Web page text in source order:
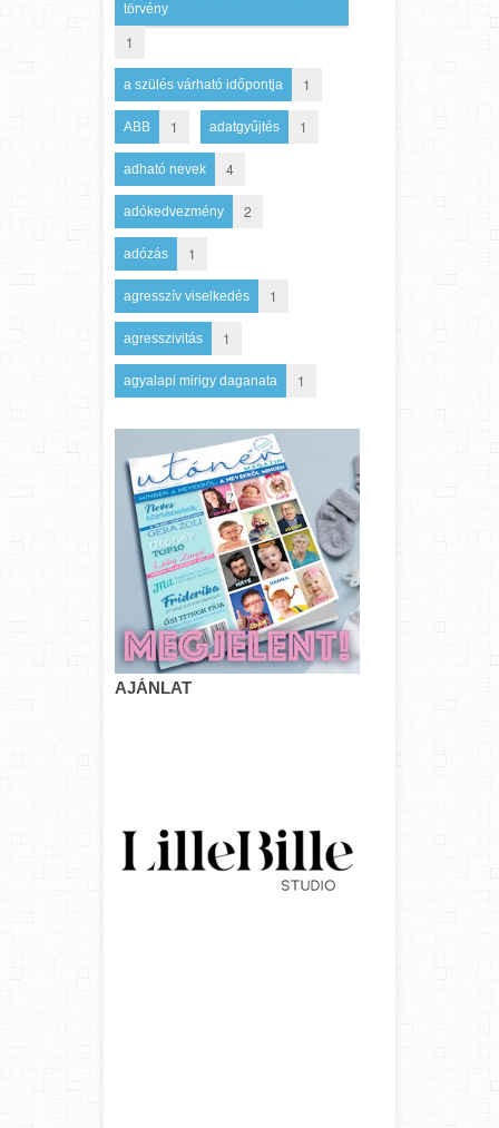
törvény
1
a szülés várható időpontja 1
ABB 1 adatgyűjtés 1
adható nevek 4
adókedvezmény 2
adózás 1
agresszív viselkedés 1
agresszivitás 1
agyalapi mirigy daganata 1
AJÁNLAT